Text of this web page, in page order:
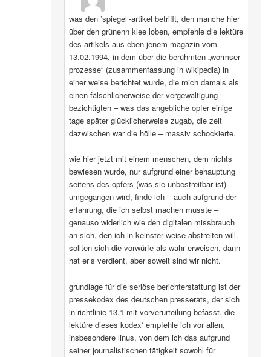
was den ’spiegel‘-artikel betrifft, den manche hier
über den grünenn klee loben, empfehle die lektüre
des artikels aus eben jenem magazin vom
13.02.1994, in dem über die berühmten „wormser
prozesse“ (zusammenfassung in wikipedia) in
einer weise berichtet wurde, die mich damals als
einen fälschlicherweise der vergewaltigung
bezichtigten – was das angebliche opfer einige
tage später glücklicherweise zugab, die zeit
dazwischen war die hölle – massiv schockierte.
wie hier jetzt mit einem menschen, dem nichts
bewiesen wurde, nur aufgrund einer behauptung
seitens des opfers (was sie unbestreitbar ist)
umgegangen wird, finde ich – auch aufgrund der
erfahrung, die ich selbst machen musste –
genauso widerlich wie den digitalen missbrauch
an sich, den ich in keinster weise abstreiten will.
sollten sich die vorwürfe als wahr erweisen, dann
hat er’s verdient, aber soweit sind wir nicht.
grundlage für die seriöse berichterstattung ist der
pressekodex des deutschen presserats, der sich
in richtlinie 13.1 mit vorverurteilung befasst. die
lektüre dieses kodex‘ empfehle ich vor allen,
insbesondere linus, von dem ich das aufgrund
seiner journalistischen tätigkeit sowohl für